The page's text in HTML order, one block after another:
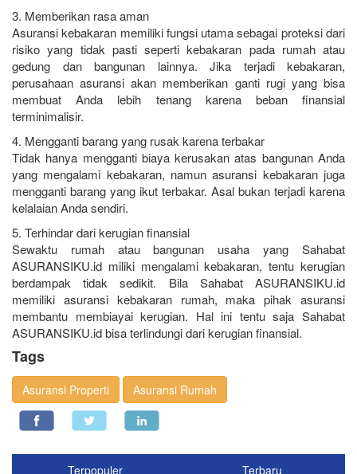
3. Memberikan rasa aman
Asuransi kebakaran memiliki fungsi utama sebagai proteksi dari
risiko yang tidak pasti seperti kebakaran pada rumah atau
gedung dan bangunan lainnya. Jika terjadi kebakaran,
perusahaan asuransi akan memberikan ganti rugi yang bisa
membuat Anda lebih tenang karena beban finansial
terminimalisir.
4. Mengganti barang yang rusak karena terbakar
Tidak hanya mengganti biaya kerusakan atas bangunan Anda
yang mengalami kebakaran, namun asuransi kebakaran juga
mengganti barang yang ikut terbakar. Asal bukan terjadi karena
kelalaian Anda sendiri.
5. Terhindar dari kerugian finansial
Sewaktu rumah atau bangunan usaha yang Sahabat
ASURANSIKU.id miliki mengalami kebakaran, tentu kerugian
berdampak tidak sedikit. Bila Sahabat ASURANSIKU.id
memiliki asuransi kebakaran rumah, maka pihak asuransi
membantu membiayai kerugian. Hal ini tentu saja Sahabat
ASURANSIKU.id bisa terlindungi dari kerugian finansial.
Tags
Asuransi Properti Asuransi Rumah
Terpopuler Terbaru